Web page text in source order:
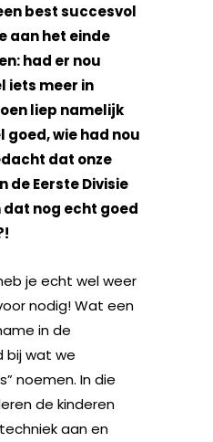
best succesvol
aan het einde
had er nou
iets meer in
liep namelijk
goed, wie had nou
dat onze
de Eerste Divisie
dat nog echt goed
je echt wel weer
nodig! Wat een
in de
bij wat we
noemen. In die
de kinderen
aan en